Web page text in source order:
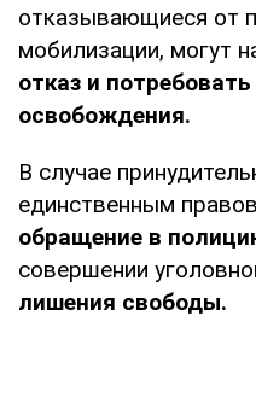
отказывающиеся от
мобилизации, могут
отказ и
освобождения.
В случае
единственным
обращение в
совершении
лишения свободы.